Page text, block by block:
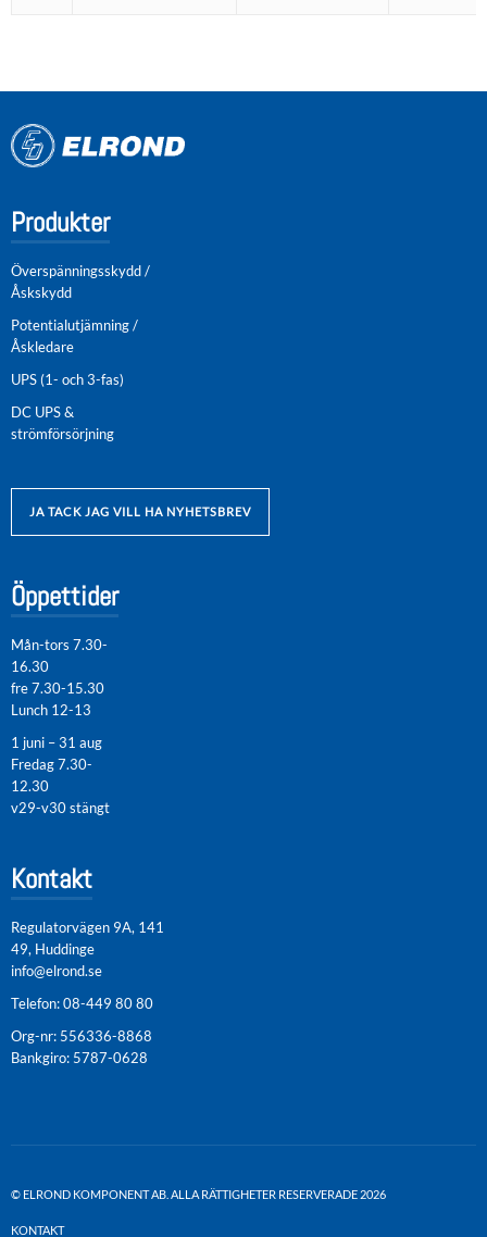
Produkter
Överspänningsskydd /
Åskskydd
Potentialutjämning /
Åskledare
UPS (1- och 3-fas)
DC UPS &
strömförsörjning
JA TACK JAG VILL HA NYHETSBREV
Öppettider
Mån-tors 7.30-
16.30
fre 7.30-15.30
Lunch 12-13
1 juni – 31 aug
Fredag 7.30-
12.30
v29-v30 stängt
Kontakt
Regulatorvägen 9A, 141
49, Huddinge
info@elrond.se
Telefon:08-449 80 80
Org-nr: 556336-8868
Bankgiro: 5787-0628
© ELROND KOMPONENT AB. ALLA RÄTTIGHETER RESERVERADE 2026
KONTAKT